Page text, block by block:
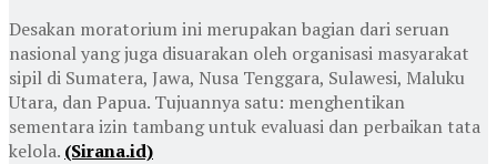
Desakan moratorium ini merupakan bagian dari seruan
nasional yang juga disuarakan oleh organisasi masyarakat
sipil di Sumatera, Jawa, Nusa Tenggara, Sulawesi, Maluku
Utara, dan Papua. Tujuannya satu: menghentikan
sementara izin tambang untuk evaluasi dan perbaikan tata
kelola. (Sirana.id)